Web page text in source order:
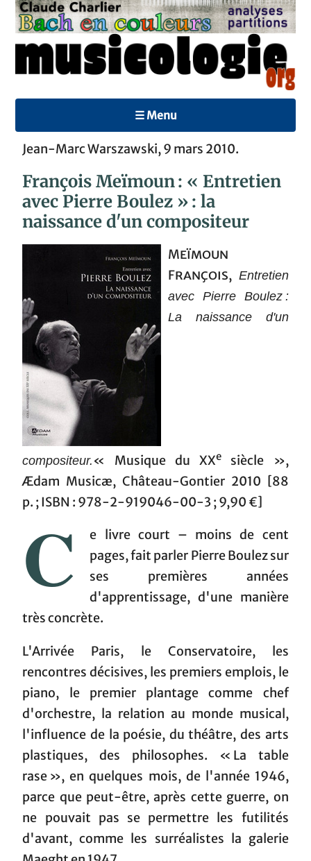
☰ Menu
Jean-Marc Warszawski, 9 mars 2010.
François Meïmoun : « Entretien
avec Pierre Boulez » : la
naissance d'un compositeur
Meïmoun
François, Entretien
avec Pierre Boulez :
La naissance d'un
compositeur. « Musique du XXe
siècle »,
Ædam Musicæ, Château-Gontier 2010 [88
p. ; ISBN : 978-2-919046-00-3 ; 9,90 €]
C
e livre court – moins de cent
pages, fait parler Pierre Boulez sur
ses premières années
d'apprentissage, d'une manière
très concrète.
L'Arrivée Paris, le Conservatoire, les
rencontres décisives, les premiers emplois, le
piano, le premier plantage comme chef
d'orchestre, la relation au monde musical,
l'influence de la poésie, du théâtre, des arts
plastiques, des philosophes. « La table
rase », en quelques mois, de l'année 1946,
parce que peut-être, après cette guerre, on
ne pouvait pas se permettre les futilités
d'avant, comme les surréalistes la galerie